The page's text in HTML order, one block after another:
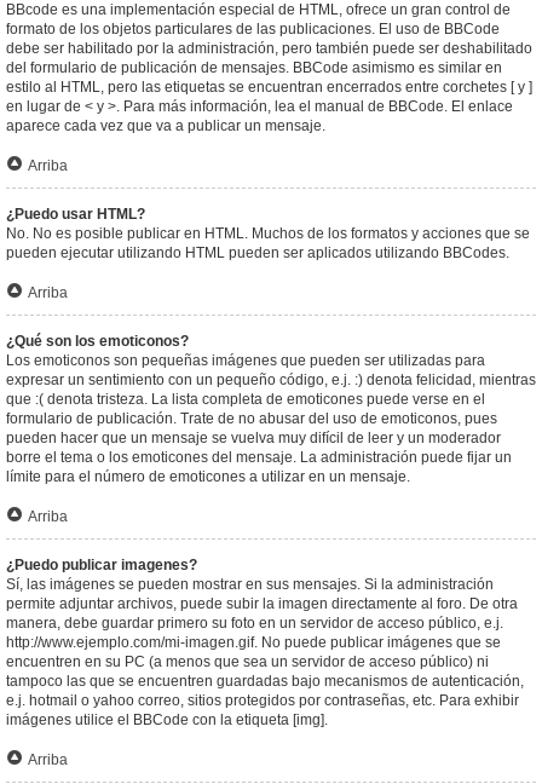
BBcode es una implementación especial de HTML, ofrece un gran control de
formato de los objetos particulares de las publicaciones. El uso de BBCode
debe ser habilitado por la administración, pero también puede ser deshabilitado
del formulario de publicación de mensajes. BBCode asimismo es similar en
estilo al HTML, pero las etiquetas se encuentran encerrados entre corchetes [ y ]
en lugar de < y >. Para más información, lea el manual de BBCode. El enlace
aparece cada vez que va a publicar un mensaje.
Arriba
¿Puedo usar HTML?
No. No es posible publicar en HTML. Muchos de los formatos y acciones que se
pueden ejecutar utilizando HTML pueden ser aplicados utilizando BBCodes.
Arriba
¿Qué son los emoticonos?
Los emoticonos son pequeñas imágenes que pueden ser utilizadas para
expresar un sentimiento con un pequeño código, e.j. :) denota felicidad, mientras
que :( denota tristeza. La lista completa de emoticones puede verse en el
formulario de publicación. Trate de no abusar del uso de emoticonos, pues
pueden hacer que un mensaje se vuelva muy difícil de leer y un moderador
borre el tema o los emoticones del mensaje. La administración puede fijar un
límite para el número de emoticones a utilizar en un mensaje.
Arriba
¿Puedo publicar imagenes?
Sí, las imágenes se pueden mostrar en sus mensajes. Si la administración
permite adjuntar archivos, puede subir la imagen directamente al foro. De otra
manera, debe guardar primero su foto en un servidor de acceso público, e.j.
http://www.ejemplo.com/mi-imagen.gif. No puede publicar imágenes que se
encuentren en su PC (a menos que sea un servidor de acceso público) ni
tampoco las que se encuentren guardadas bajo mecanismos de autenticación,
e.j. hotmail o yahoo correo, sitios protegidos por contraseñas, etc. Para exhibir
imágenes utilice el BBCode con la etiqueta [img].
Arriba